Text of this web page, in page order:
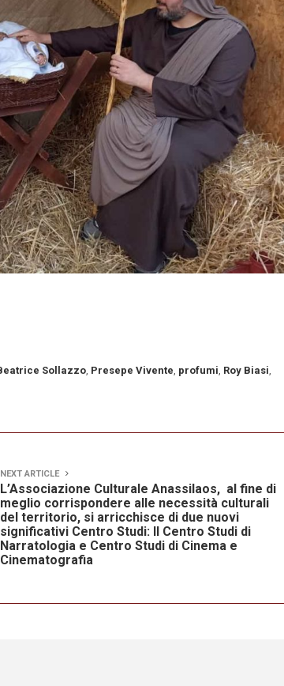
Sollazzo Presepe Vivente profumi Roy Biasi
NEXT ARTICLE
L’Associazione Culturale Anassilaos, al fine di
meglio corrispondere alle necessità culturali
del territorio, si arricchisce di due nuovi
significativi Centro Studi: Il Centro Studi di
Narratologia e Centro Studi di Cinema e
Cinematografia